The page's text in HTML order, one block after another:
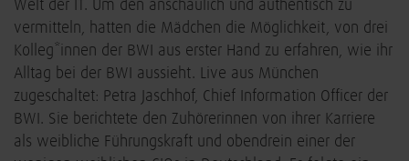
Welt der IT. Um den anschaulich und authentisch zu
vermitteln, hatten die Mädchen die Möglichkeit, von drei
Kolleg*innen der BWI aus erster Hand zu erfahren, wie ihr
Alltag bei der BWI aussieht. Live aus München
zugeschaltet: Petra Jaschhof, Chief Information Officer der
BWI. Sie berichtete den Zuhörerinnen von ihrer Karriere
als weibliche Führungskraft und obendrein einer der